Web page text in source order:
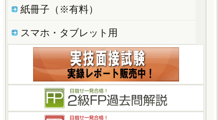
紙冊子（※有料）
スマホ・タブレット用